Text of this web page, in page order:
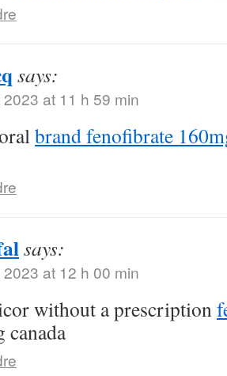
says:
at 11 h 59 min
brand fenofibrate
says:
at 12 h 00 min
without a prescription
canada